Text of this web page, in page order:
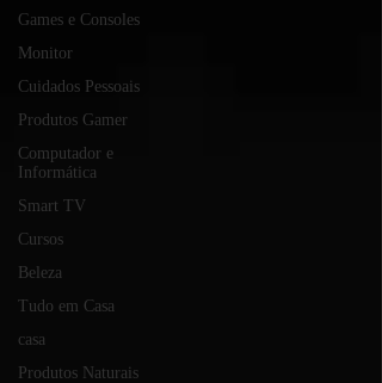
Games e Consoles
Monitor
Cuidados Pessoais
Produtos Gamer
Computador e
Informática
Smart TV
Cursos
Beleza
Tudo em Casa
casa
Produtos Naturais